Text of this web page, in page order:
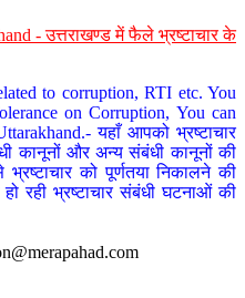
- उत्तराखण्ड में फैले भ्रष्टाचार के
to corruption, RTI etc. You
on Corruption, You can
यहाँ आपको भ्रष्टाचार
कानूनों और अन्य संबंधी कानूनों की
को पूर्णतया निकालने की
रही भ्रष्टाचार संबंधी घटनाओं की